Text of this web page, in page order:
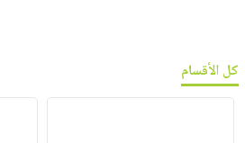
كل الأقسام